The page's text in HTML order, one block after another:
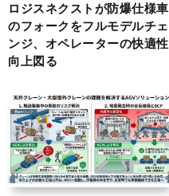
ロジスネクストが防爆仕様車
のフォークをフルモデルチェ
ンジ、オペレーターの快適性
向上図る